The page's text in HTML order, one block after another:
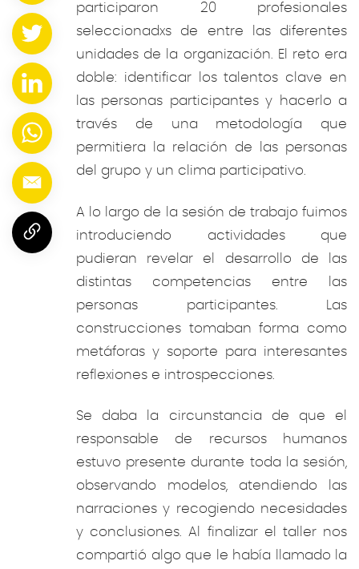
participaron 20 profesionales
seleccionadxs de entre las diferentes
unidades de la organización. El reto era
doble: identificar los talentos clave en
las personas participantes y hacerlo a
través de una metodología que
permitiera la relación de las personas
del grupo y un clima participativo.
A lo largo de la sesión de trabajo fuimos
introduciendo actividades que
pudieran revelar el desarrollo de las
distintas competencias entre las
personas participantes. Las
construcciones tomaban forma como
metáforas y soporte para interesantes
reflexiones e introspecciones.
Se daba la circunstancia de que el
responsable de recursos humanos
estuvo presente durante toda la sesión,
observando modelos, atendiendo las
narraciones y recogiendo necesidades
y conclusiones. Al finalizar el taller nos
compartió algo que le había llamado la